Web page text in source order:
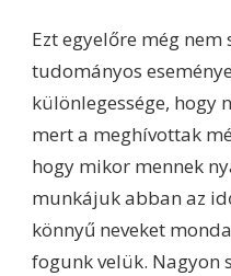
Ezt egyelőre még
tudományos
különlegessége, hogy
mert a meghívottak
hogy mikor mennek
munkájuk abban az
könnyű neveket
fogunk velük. Nagyon